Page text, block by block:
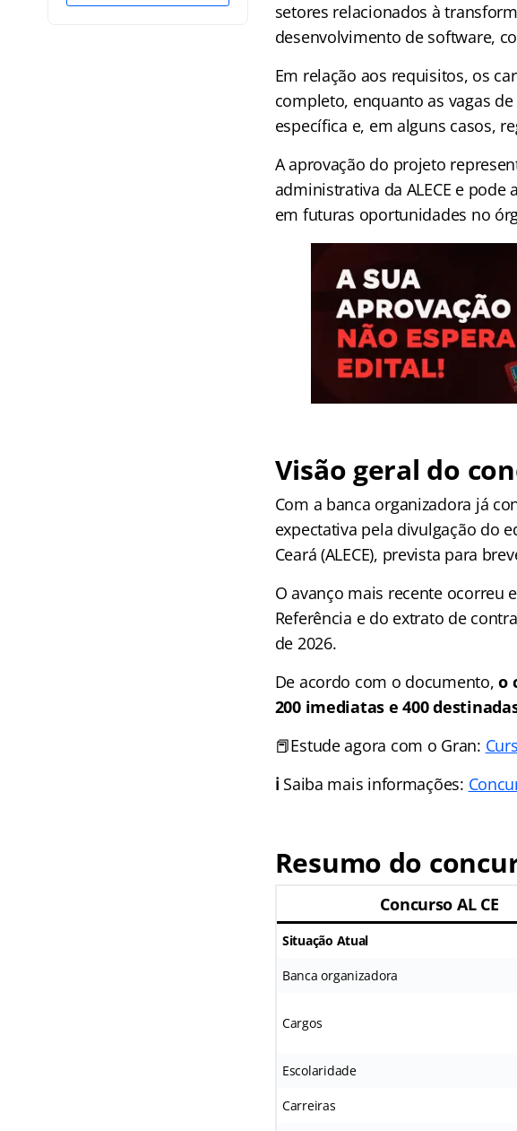
setores relacionados à
desenvolvimento de software,
Em relação aos requisitos, os
completo, enquanto as vagas
específica e, em alguns casos,
A aprovação do projeto
administrativa da ALECE e
em futuras oportunidades no
Visão geral do
Com a banca organizadora já
expectativa pela divulgação do
Ceará (ALECE), prevista para
O avanço mais recente ocorreu
Referência e do extrato de
de 2026.
De acordo com o documento,o
200 imediatas e 400
📕Estude agora com o Gran:
ℹ️ Saiba mais informações:
Resumo do
Concurso AL CE
Situação Atual
Banca organizadora
Cargos
Escolaridade
Carreiras